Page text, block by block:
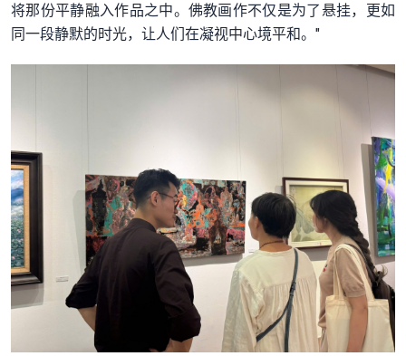
将那份平静融入作品之中。佛教画作不仅是为了悬挂，更如
同一段静默的时光，让人们在凝视中心境平和。"